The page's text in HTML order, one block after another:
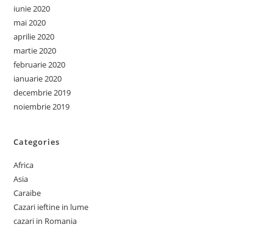
iunie 2020
mai 2020
aprilie 2020
martie 2020
februarie 2020
ianuarie 2020
decembrie 2019
noiembrie 2019
Categories
Africa
Asia
Caraibe
Cazari ieftine in lume
cazari in Romania